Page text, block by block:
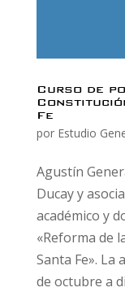
Curso de
Fe
por Estudio
Agustín
Ducay y
académico y
«Reforma de
Santa Fe». La
de octubre a